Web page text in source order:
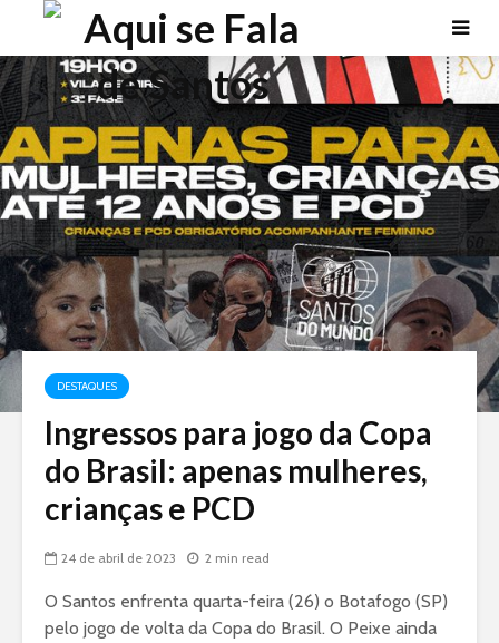
DESTAQUES
Ingressos para jogo da Copa
do Brasil: apenas mulheres,
crianças e PCD
24 de abril de 2023 2 min read
O Santos enfrenta quarta-feira (26) o Botafogo (SP)
pelo jogo de volta da Copa do Brasil. O Peixe ainda